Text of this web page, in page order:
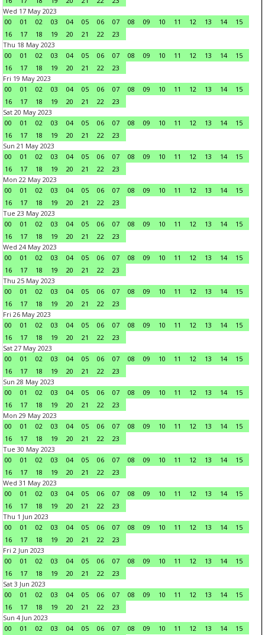
Wed 17 May 2023
00
01 02 03 04 05 06 07 08 09 10 11 12 13 14
15
16
17 18 19 20 21 22
23
Thu 18 May 2023
00
01 02 03 04 05 06 07 08 09 10 11 12 13 14
15
16
17 18 19 20 21 22
23
Fri 19 May 2023
00
01 02 03 04 05 06 07 08 09 10 11 12 13 14
15
16
17 18 19 20 21 22
23
Sat 20 May 2023
00
01 02 03 04 05 06 07 08 09 10 11 12 13 14
15
16
17 18 19 20 21 22
23
Sun 21 May 2023
00
01 02 03 04 05 06 07 08 09 10 11 12 13 14
15
16
17 18 19 20 21 22
23
Mon 22 May 2023
00
01 02 03 04 05 06 07 08 09 10 11 12 13 14
15
16
17 18 19 20 21 22
23
Tue 23 May 2023
00
01 02 03 04 05 06 07 08 09 10 11 12 13 14
15
16
17 18 19 20 21 22
23
Wed 24 May 2023
00
01 02 03 04 05 06 07 08 09 10 11 12 13 14
15
16
17 18 19 20 21 22
23
Thu 25 May 2023
00
01 02 03 04 05 06 07 08 09 10 11 12 13 14
15
16
17 18 19 20 21 22
23
Fri 26 May 2023
00
01 02 03 04 05 06 07 08 09 10 11 12 13 14
15
16
17 18 19 20 21 22
23
Sat 27 May 2023
00
01 02 03 04 05 06 07 08 09 10 11 12 13 14
15
16
17 18 19 20 21 22
23
Sun 28 May 2023
00
01 02 03 04 05 06 07 08 09 10 11 12 13 14
15
16
17 18 19 20 21 22
23
Mon 29 May 2023
00
01 02 03 04 05 06 07 08 09 10 11 12 13 14
15
16
17 18 19 20 21 22
23
Tue 30 May 2023
00
01 02 03 04 05 06 07 08 09 10 11 12 13 14
15
16
17 18 19 20 21 22
23
Wed 31 May 2023
00
01 02 03 04 05 06 07 08 09 10 11 12 13 14
15
16
17 18 19 20 21 22
23
Thu 1 Jun 2023
00
01 02 03 04 05 06 07 08 09 10 11 12 13 14
15
16
17 18 19 20 21 22
23
Fri 2 Jun 2023
00
01 02 03 04 05 06 07 08 09 10 11 12 13 14
15
16
17 18 19 20 21 22
23
Sat 3 Jun 2023
00
01 02 03 04 05 06 07 08 09 10 11 12 13 14
15
16
17 18 19 20 21 22
23
Sun 4 Jun 2023
00
01 02 03 04 05 06 07 08 09 10 11 12 13 14
15